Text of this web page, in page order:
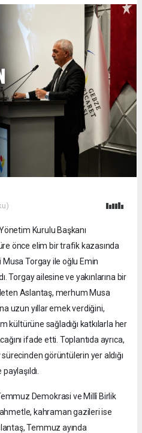
Kurulu Başkanı
önce elim bir trafik kazasında
Musa Torgay ile oğlu Emin
Torgay ailesine ve yakınlarına bir
Aslantaş, merhum Musa
uzun yıllar emek verdiğini,
kültürüne sağladığı katkılarla her
ifade etti. Toplantıda ayrıca,
görüntülerin yer aldığı
Demokrasi ve Millî Birlik
kahraman gazileri ise
Temmuz ayında